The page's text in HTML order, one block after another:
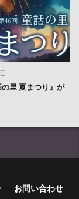
の里 夏まつり』が
お問い合わせ